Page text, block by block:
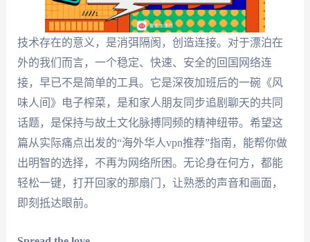
技术存在的意义，是消弭隔阂，创造连接。对于漂泊在
外的我们而言，一个稳定、快速、安全的回国网络连
接，早已不是简单的工具。它是深夜加班后的一碗《风
味人间》电子榨菜，是和家人朋友同步追剧聊天的共同
话题，是保持与故土文化脉搏同频的精神纽带。希望这
篇从实际痛点出发的“海外华人vpn推荐”指南，能帮你做
出明智的选择，不再为网络所困。无论身在何方，都能
轻松一键，打开回家的那扇门，让熟悉的声音和画面，
即刻抵达眼前。